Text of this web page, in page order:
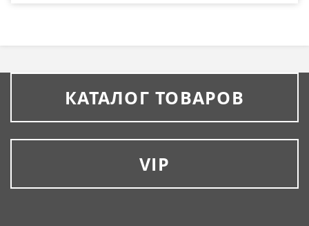
КАТАЛОГ ТОВАРОВ
VIP